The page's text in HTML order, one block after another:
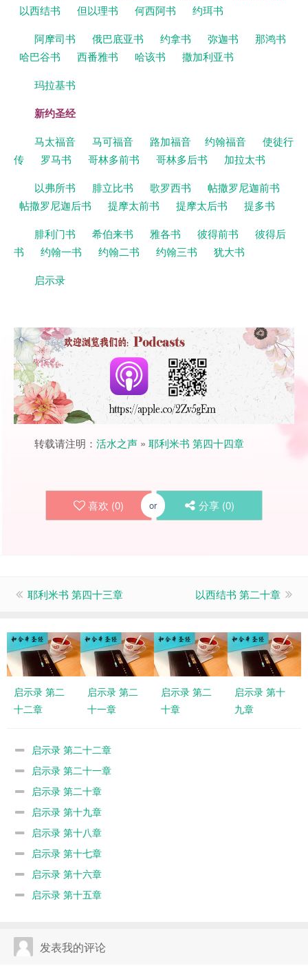
以西结书
但以理书 何西阿书
约珥书
阿摩司书
俄巴底亚书 约拿书 弥迦书
那鸿书
哈巴谷书
西番雅书 哈该书
撒加利亚书
玛拉基书
新约圣经
马太福音 马可福音 路加福音 约翰福音
使徒行
传
罗马书 哥林多前书 哥林多后书
加拉太书
以弗所书
腓立比书 歌罗西书
帖撒罗尼迦前书
帖撒罗尼迦后书
提摩太前书 提摩太后书
提多书
腓利门书
希伯来书 雅各书 彼得前书
彼得后
书
约翰一书 约翰二书 约翰三书
犹大书
启示录
转载请注明： 活水之声 » 耶利米书 第四十四章
喜欢 (0) or 分享 (0)
耶利米书 第四十三章 以西结书 第二十章
启示录 第二
十二章
启示录 第二
十一章
启示录 第二
十章
启示录 第十
九章
启示录 第二十二章
启示录 第二十一章
启示录 第二十章
启示录 第十九章
启示录 第十八章
启示录 第十七章
启示录 第十六章
启示录 第十五章
发表我的评论